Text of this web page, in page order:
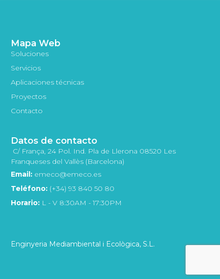
Enginyeria Mediambiental i Ecològica, S.L.
Mapa Web
Soluciones
Servicios
Aplicaciones técnicas
Proyectos
Contacto
Datos de contacto
C/ França, 24 Pol. Ind. Pla de Llerona 08520 Les
Franqueses del Vallès (Barcelona)
Email: emeco@emeco.es
Teléfono: (+34) 93 840 50 80
Horario: L - V 8:30AM - 17:30PM